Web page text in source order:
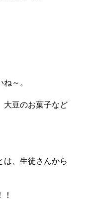
～。
大豆のお菓子など
、生徒さんから